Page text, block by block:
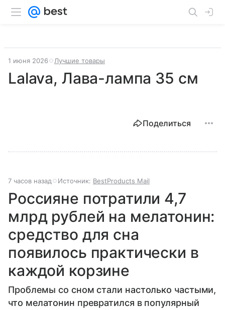
1 июня 2026 Лучшие товары
Lalava, Лава-лампа 35 см
Поделиться
7 часов назад Источник: BestProducts Mail
Россияне потратили 4,7
млрд рублей на мелатонин:
средство для сна
появилось практически в
каждой корзине
Проблемы со сном стали настолько частыми,
что мелатонин превратился в популярный